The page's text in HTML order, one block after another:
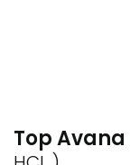
Top Avana